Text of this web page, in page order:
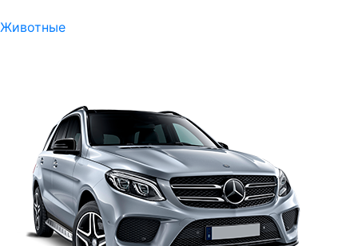
Животные